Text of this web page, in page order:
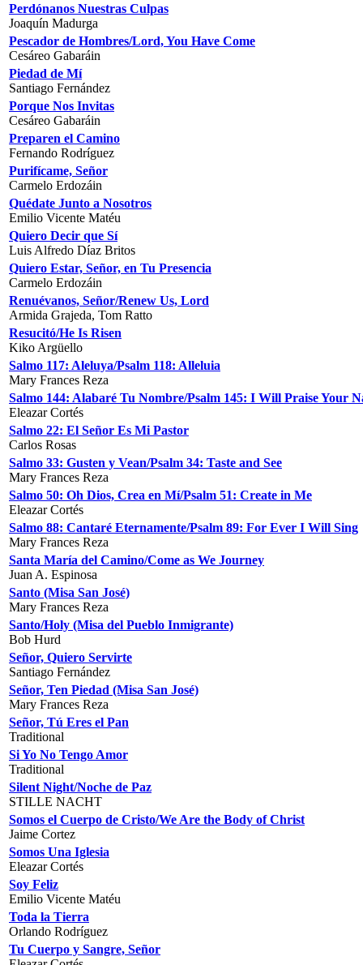
Perdónanos Nuestras Culpas
Joaquín Madurga
Pescador de Hombres/Lord, You Have Come
Cesáreo Gabaráin
Piedad de Mí
Santiago Fernández
Porque Nos Invitas
Cesáreo Gabaráin
Preparen el Camino
Fernando Rodríguez
Purifícame, Señor
Carmelo Erdozáin
Quédate Junto a Nosotros
Emilio Vicente Matéu
Quiero Decir que Sí
Luis Alfredo Díaz Britos
Quiero Estar, Señor, en Tu Presencia
Carmelo Erdozáin
Renuévanos, Señor/Renew Us, Lord
Armida Grajeda, Tom Ratto
Resucitó/He Is Risen
Kiko Argüello
Salmo 117: Aleluya/Psalm 118: Alleluia
Mary Frances Reza
Salmo 144: Alabaré Tu Nombre/Psalm 145: I Will Praise Your
Eleazar Cortés
Salmo 22: El Señor Es Mi Pastor
Carlos Rosas
Salmo 33: Gusten y Vean/Psalm 34: Taste and See
Mary Frances Reza
Salmo 50: Oh Dios, Crea en Mí/Psalm 51: Create in Me
Eleazar Cortés
Salmo 88: Cantaré Eternamente/Psalm 89: For Ever I Will Sing
Mary Frances Reza
Santa María del Camino/Come as We Journey
Juan A. Espinosa
Santo (Misa San José)
Mary Frances Reza
Santo/Holy (Misa del Pueblo Inmigrante)
Bob Hurd
Señor, Quiero Servirte
Santiago Fernández
Señor, Ten Piedad (Misa San José)
Mary Frances Reza
Señor, Tú Eres el Pan
Traditional
Si Yo No Tengo Amor
Traditional
Silent Night/Noche de Paz
STILLE NACHT
Somos el Cuerpo de Cristo/We Are the Body of Christ
Jaime Cortez
Somos Una Iglesia
Eleazar Cortés
Soy Feliz
Emilio Vicente Matéu
Toda la Tierra
Orlando Rodríguez
Tu Cuerpo y Sangre, Señor